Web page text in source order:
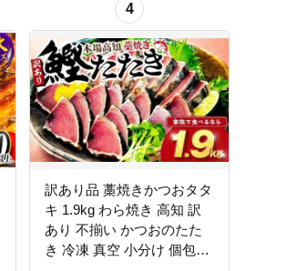
4
訳あり品 藁焼きかつおタタ
キ 1.9kg わら焼き 高知 訳
あり 不揃い かつおのたた
き 冷凍 真空 小分け 個包装